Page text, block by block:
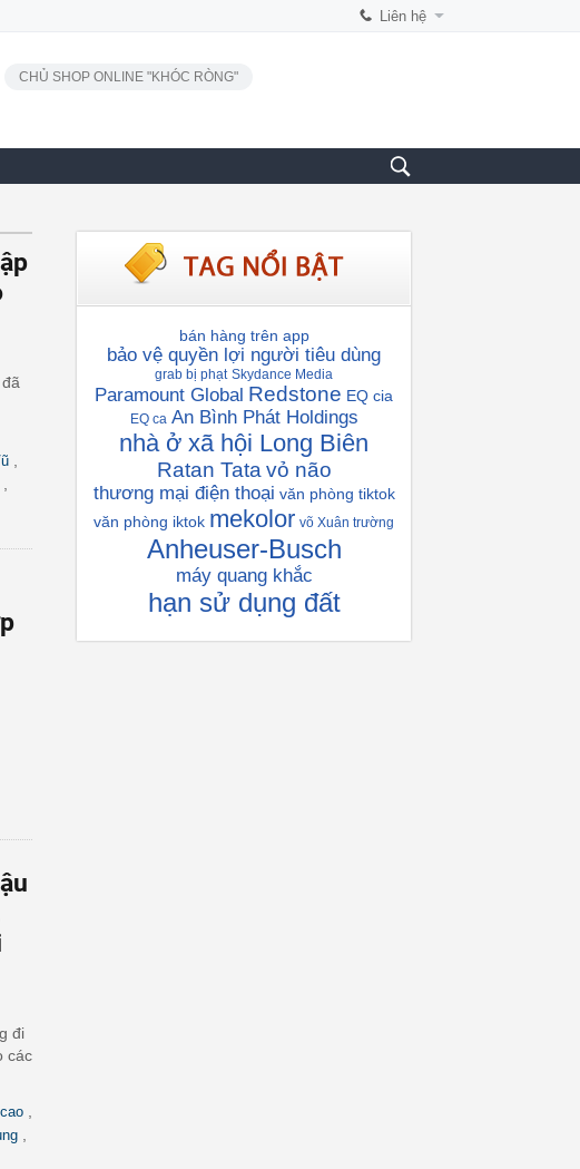
Liên hệ
CHỦ SHOP ONLINE "KHÓC RÒNG"
đi
các
bán hàng trên app
bảo vệ quyền lợi người tiêu dùng
grab bị phạt Skydance Media
Paramount Global Redstone EQ cia
EQ ca An Bình Phát Holdings
nhà ở xã hội Long Biên
Ratan Tata vỏ não
thương mại điện thoại văn phòng tiktok
văn phòng iktok mekolor võ Xuân trường
Anheuser-Busch
máy quang khắc
hạn sử dụng đất